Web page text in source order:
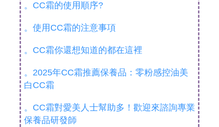
。CC霜的使用順序?
。使用CC霜的注意事項
。CC霜你還想知道的都在這裡
。2025年CC霜推薦保養品：零粉感控油美
白CC霜
。CC霜對愛美人士幫助多！歡迎來諮詢專業
保養品研發師